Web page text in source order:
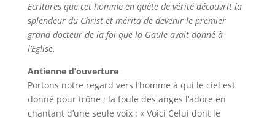
Ecritures que cet homme en quête de vérité découvrit la
splendeur du Christ et mérita de devenir le premier
grand docteur de la foi que la Gaule avait donné à
l’Eglise.
Antienne d’ouverture
Portons notre regard vers l’homme à qui le ciel est
donné pour trône ; la foule des anges l’adore en
chantant d’une seule voix : « Voici Celui dont le